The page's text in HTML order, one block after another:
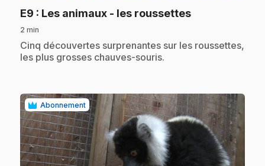
E9 : Les animaux - les roussettes.
2 min
.Cinq découvertes surprenantes sur les roussettes,
les plus grosses chauves-souris.
Abonnement